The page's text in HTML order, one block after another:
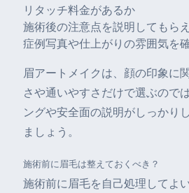
リタッチ料金があるか
施術後の注意点を説明してもら
症例写真や仕上がりの雰囲気を
眉アートメイクは、顔の印象に
さや通いやすさだけで選ぶので
ングや安全面の説明がしっかり
ましょう。
施術前に眉毛は整えておくべき？
施術前に眉毛を自己処理してよ